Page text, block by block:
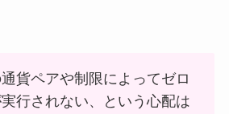
貨ペアや制限によってゼロ
行されない、という心配は